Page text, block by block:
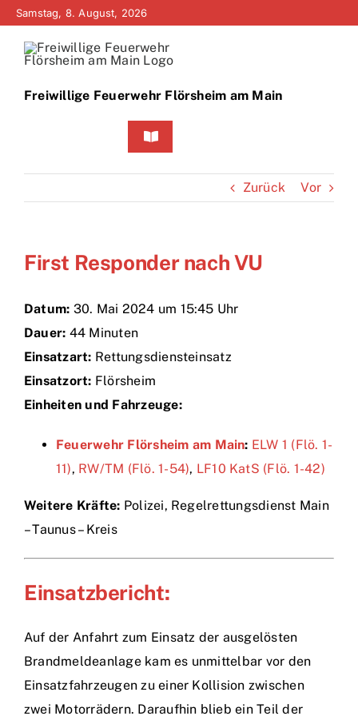
Zum
springen
Samstag, 8. August, 2026
Freiwillige Feuerwehr Flörsheim am Main
Toggle
Home
Bürgerinfo
Über uns
Technik
Zurück Vor
First Responder nach VU
Datum: 30. Mai 2024 um 15:45 Uhr
Dauer: 44 Minuten
Einsatzart: Rettungsdiensteinsatz
Einsatzort: Flörsheim
Einheiten und Fahrzeuge:
Feuerwehr Flörsheim am Main: ELW 1 (Flö. 1-
11), RW/TM (Flö. 1-54), LF10 KatS (Flö. 1-42)
Weitere Kräfte: Polizei, Regelrettungsdienst Main
– Taunus – Kreis
Einsatzbericht:
Auf der Anfahrt zum Einsatz der ausgelösten
Brandmeldeanlage kam es unmittelbar vor den
Einsatzfahrzeugen zu einer Kollision zwischen
zwei Motorrädern. Daraufhin blieb ein Teil der